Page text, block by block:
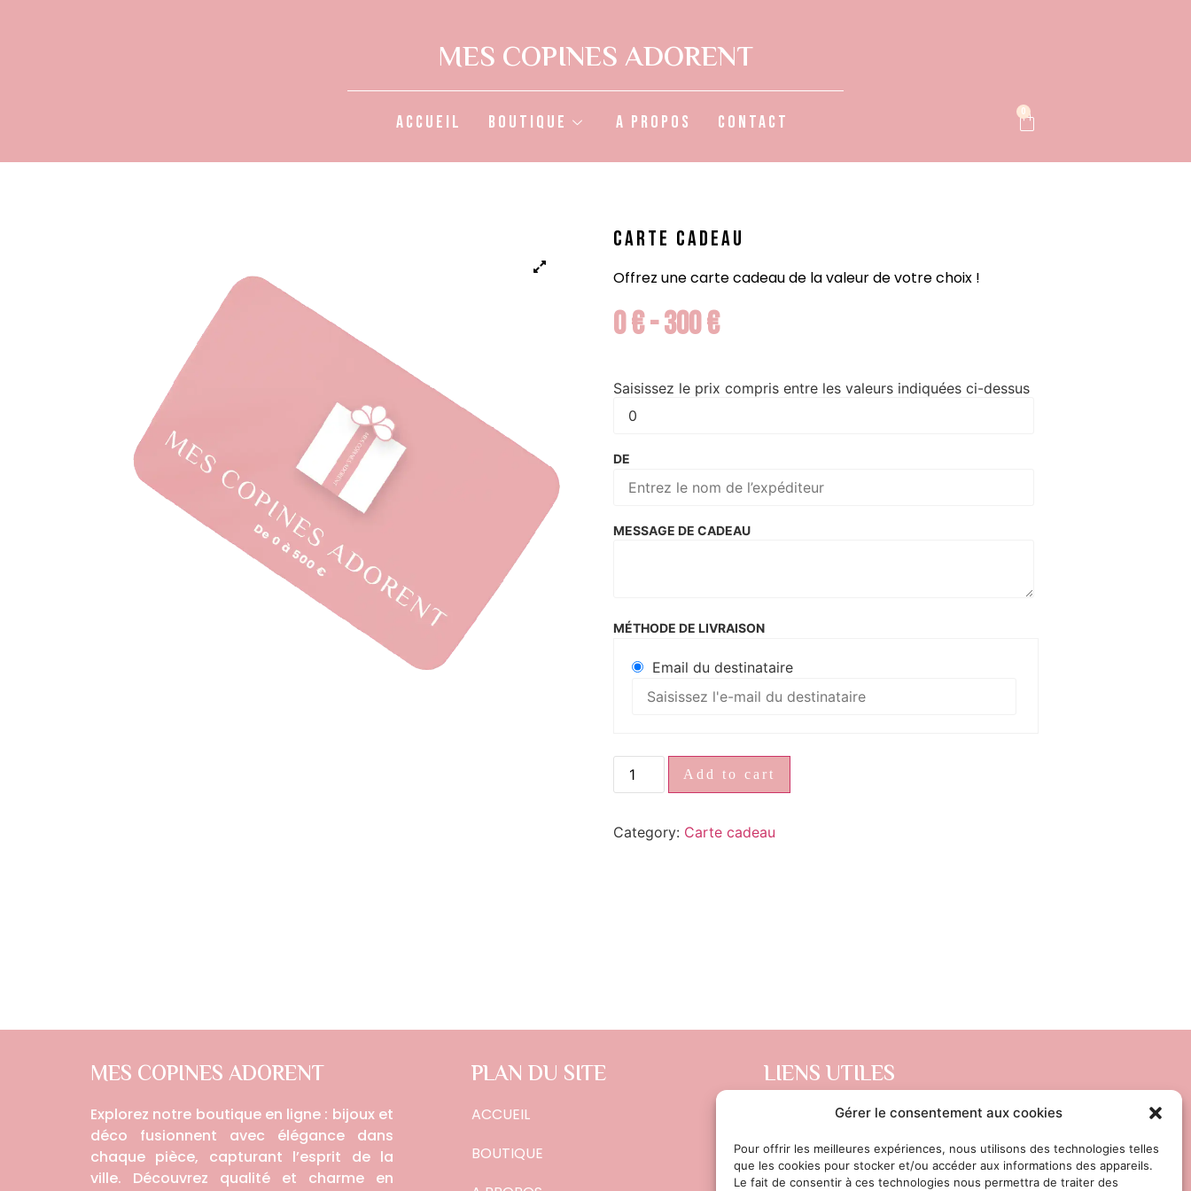
Gérer le consentement aux cookies
Pour offrir les meilleures expériences, nous utilisons des technologies telles
que les cookies pour stocker et/ou accéder aux informations des appareils.
Le fait de consentir à ces technologies nous permettra de traiter des
MES COPINES ADORENT
Accueil Boutique A propos Contact
0
CARTE CADEAU
Offrez une carte cadeau de la valeur de votre choix !
0€-300€
Saisissez le prix compris entre les valeurs indiquées ci-dessus
DE
MESSAGE DE CADEAU
MÉTHODE DE LIVRAISON
Email du destinataire
Add to cart
Category: Carte cadeau
MES COPINES ADORENT
Explorez notre boutique en ligne : bijoux et
déco fusionnent avec élégance dans
chaque pièce, capturant l’esprit de la
ville. Découvrez qualité et charme en
PLAN DU SITE
ACCUEIL
BOUTIQUE
LIENS UTILES
CONDITIONS GÉNÉRALES DE VENTE
POLITIQUE DE CONFIDENTIALITÉ
MENTIONS LÉGALES